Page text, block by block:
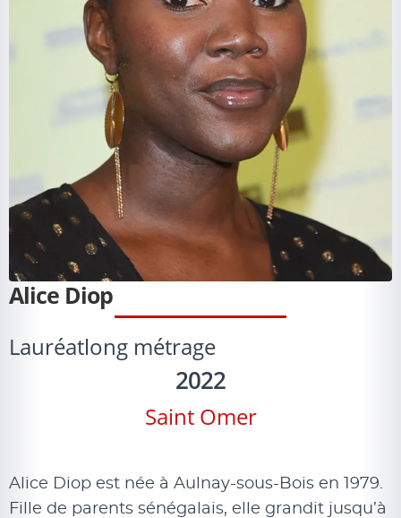
Alice Diop
Lauréatlong métrage
2022
Saint Omer
Alice Diop est née à Aulnay-sous-Bois en 1979.
Fille de parents sénégalais, elle grandit jusqu’à